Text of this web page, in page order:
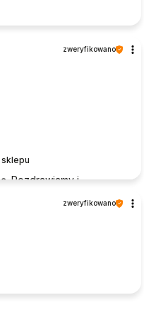
Pozdrawiamy i
zweryfikowano
zweryfikowano